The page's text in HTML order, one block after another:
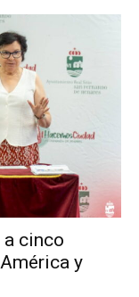
a cinco
y